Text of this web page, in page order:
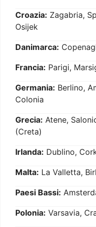
Croazia: Zagabria,
Osijek
Danimarca:
Francia: Parigi,
Germania: Berlino,
Colonia
Grecia: Atene,
(Creta)
Irlanda: Dublino,
Malta: La Valletta,
Paesi Bassi:
Polonia: Varsavia,